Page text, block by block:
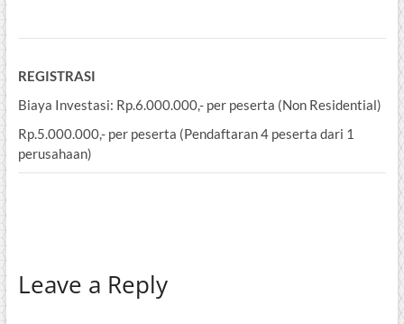
REGISTRASI
Biaya Investasi: Rp.6.000.000,- per peserta (Non Residential)
Rp.5.000.000,- per peserta (Pendaftaran 4 peserta dari 1
perusahaan)
Leave a Reply